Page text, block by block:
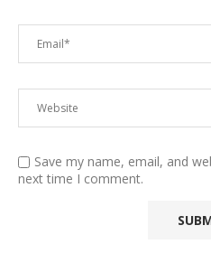
Save my name, email, and
next time I comment.